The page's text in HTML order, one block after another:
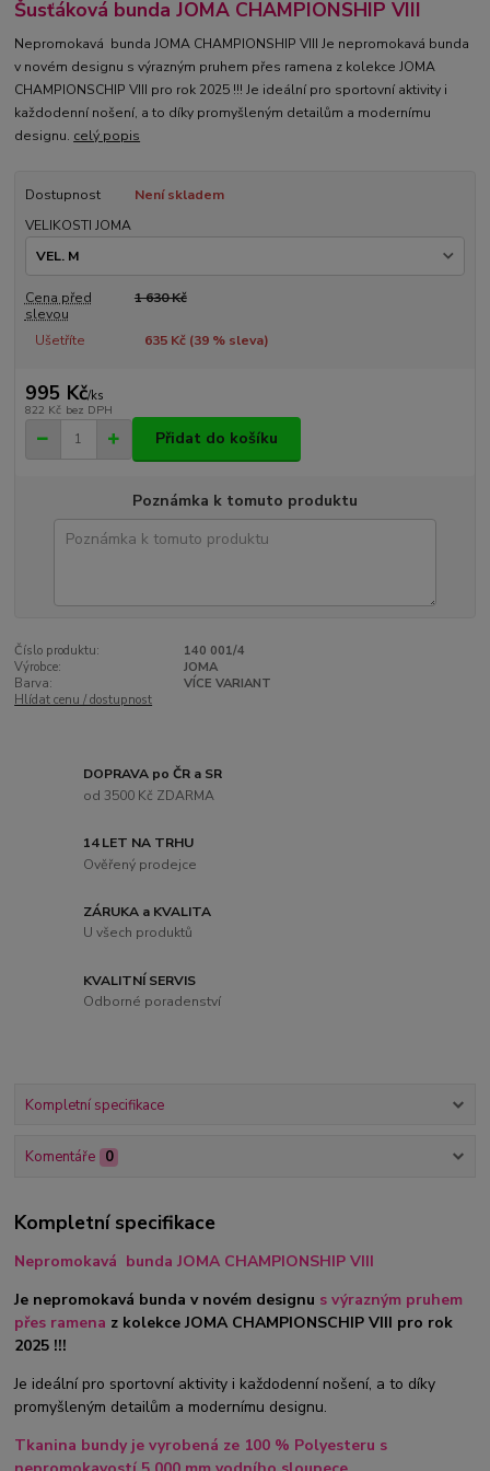
Šusťáková bunda JOMA CHAMPIONSHIP VIII
Nepromokavá bunda JOMA CHAMPIONSHIP VIII Je nepromokavá bunda
v novém designu s výrazným pruhem přes ramena z kolekce JOMA
CHAMPIONSCHIP VIII pro rok 2025 !!! Je ideální pro sportovní aktivity i
každodenní nošení, a to díky promyšleným detailům a modernímu
designu. celý popis
Dostupnost
Není skladem
VELIKOSTI JOMA
Cena před
slevou
1 630 Kč
Ušetříte 635 Kč (39% sleva)
995 Kč/ks
822 Kč bez DPH
Přidat do košíku
Poznámka k tomuto produktu
Číslo produktu:
140 001/4
Výrobce:
JOMA
Barva:
VÍCE VARIANT
Hlídat cenu / dostupnost
DOPRAVA po ČR a SR
od 3500 Kč ZDARMA
14 LET NA TRHU
Ověřený prodejce
ZÁRUKA a KVALITA
U všech produktů
KVALITNÍ SERVIS
Odborné poradenství
Kompletní specifikace
Komentáře 0
Kompletní specifikace
Nepromokavá bunda JOMA CHAMPIONSHIP VIII
Je nepromokavá bunda v novém designu s výrazným pruhem
přes ramena z kolekce JOMA CHAMPIONSCHIP VIII pro rok
2025 !!!
Je ideální pro sportovní aktivity i každodenní nošení, a to díky
promyšleným detailům a modernímu designu.
Tkanina bundy je vyrobená ze 100 % Polyesteru s